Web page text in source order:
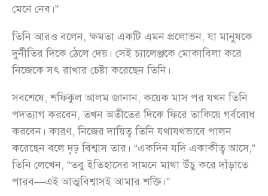
মেনে নেব।”
তিনি আরও বলেন, ক্ষমতা একটি এমন প্রলোভন, যা মানুষকে
দুর্নীতির দিকে ঠেলে দেয়। সেই চ্যালেঞ্জকে মোকাবিলা করে
নিজেকে সৎ রাখার চেষ্টা করেছেন তিনি।
সবশেষে, শফিকুল আলম জানান, কয়েক মাস পর যখন তিনি
পদত্যাগ করবেন, তখন অতীতের দিকে ফিরে তাকিয়ে গর্ববোধ
করবেন। কারণ, নিজের দায়িত্ব তিনি যথাযথভাবে পালন
করেছেন বলে দৃঢ় বিশ্বাস তার। “একদিন যদি একাকীত্ব আসে,”
তিনি লেখেন, “তবু ইতিহাসের সামনে মাথা উঁচু করে দাঁড়াতে
পারব—এই আত্মবিশ্বাসই আমার শক্তি।”